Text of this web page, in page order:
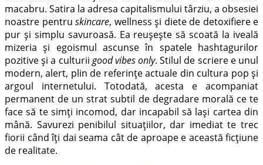
macabru. Satira la adresa capitalismului târziu, a obsesiei
noastre pentru skincare, wellness și diete de detoxifiere e
pur și simplu savuroasă. Ea reușește să scoată la iveală
mizeria și egoismul ascunse în spatele hashtagurilor
pozitive și a culturii good vibes only. Stilul de scriere e unul
modern, alert, plin de referințe actuale din cultura pop și
argoul internetului. Totodată, acesta e acompaniat
permanent de un strat subtil de degradare morală ce te
face să te simți incomod, dar incapabil să lași cartea din
mână. Savurezi penibilul situațiilor, dar imediat te trec
fiorii când îți dai seama cât de aproape e această ficțiune
de realitate.